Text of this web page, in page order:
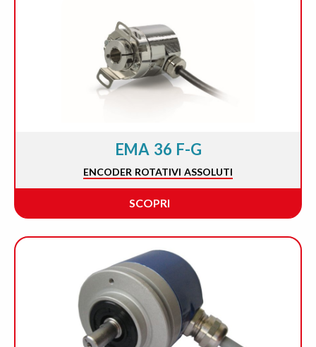
EMA 36 F-G
ENCODER ROTATIVI ASSOLUTI
SCOPRI